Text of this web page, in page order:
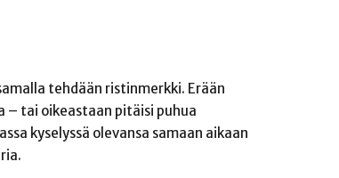
tehdään ristinmerkki. Erään
– tai oikeastaan pitäisi puhua
kyselyssä olevansa samaan aikaan